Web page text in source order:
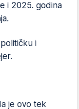
i 2025. godina
i
je ovo tek